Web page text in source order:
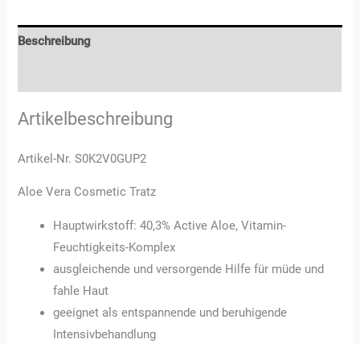
Beschreibung
Artikelbeschreibung
Artikel-Nr. S0K2V0GUP2
Aloe Vera Cosmetic Tratz
Hauptwirkstoff: 40,3% Active Aloe, Vitamin-
Feuchtigkeits-Komplex
ausgleichende und versorgende Hilfe für müde und
fahle Haut
geeignet als entspannende und beruhigende
Intensivbehandlung